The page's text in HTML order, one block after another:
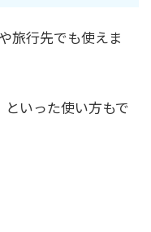
旅行先でも使えま
といった使い方もで